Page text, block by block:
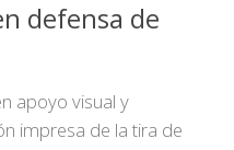
defensa de
apoyo visual y
impresa de la tira de